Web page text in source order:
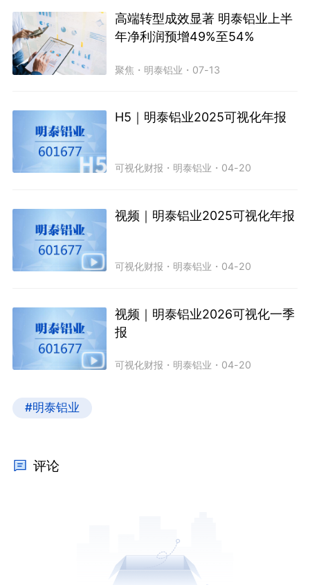
高端转型成效显著 明泰铝业上半
年净利润预增49%至54%
聚焦 ・ 明泰铝业 ・ 07-13
H5｜明泰铝业2025可视化年报
可视化财报 ・ 明泰铝业 ・ 04-20
视频｜明泰铝业2025可视化年报
可视化财报 ・ 明泰铝业 ・ 04-20
视频｜明泰铝业2026可视化一季
报
可视化财报 ・ 明泰铝业 ・ 04-20
#明泰铝业
评论